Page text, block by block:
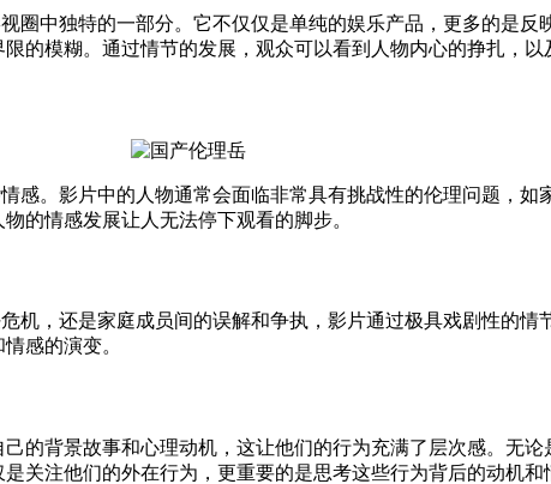
圈中独特的一部分。它不仅仅是单纯的娱乐产品，更多的是
的模糊。通过情节的发展，观众可以看到人物内心的挣扎，以
感。影片中的人物通常会面临非常具有挑战性的伦理问题，
的情感发展让人无法停下观看的脚步。
机，还是家庭成员间的误解和争执，影片通过极具戏剧性的
感的演变。
的背景故事和心理动机，这让他们的行为充满了层次感。无
关注他们的外在行为，更重要的是思考这些行为背后的动机和